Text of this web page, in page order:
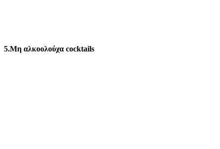
5.Μη αλκοολούχα cocktails